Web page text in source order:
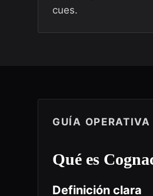
cues.
GUÍA OPERATIVA
Qué es
Definición clara